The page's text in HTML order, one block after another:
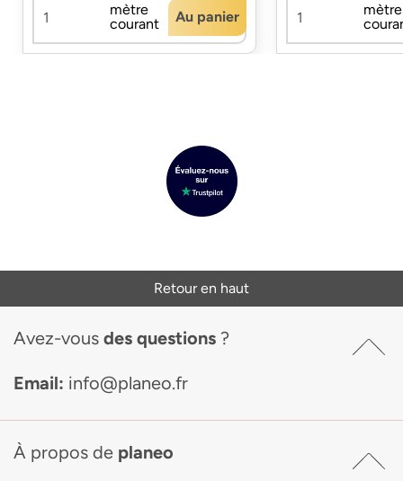
mètre
courant
Au panier
mètre
Retour en haut
Avez-vous des questions ?
Email: info@planeo.fr
À propos de planeo